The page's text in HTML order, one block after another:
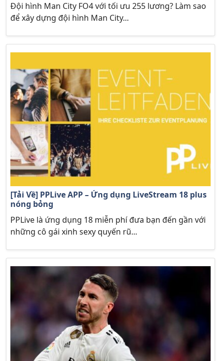
Đội hình Man City FO4 với tối ưu 255 lương? Làm sao
để xây dựng đội hình Man City...
[Tải Về] PPLive APP – Ứng dụng LiveStream 18 plus
nóng bỏng
PPLive là ứng dụng 18 miễn phí đưa bạn đến gần với
những cô gái xinh sexy quyến rũ...